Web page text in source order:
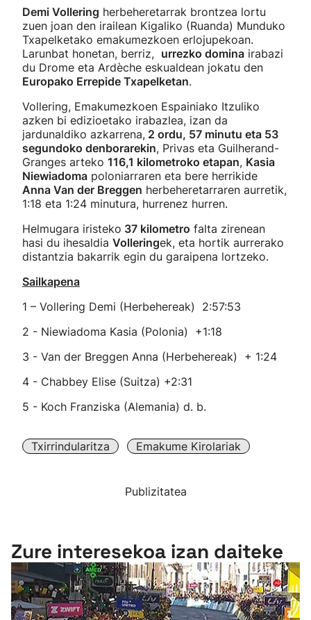
Demi Vollering herbeheretarrak brontzea lortu
zuen joan den irailean Kigaliko (Ruanda) Munduko
Txapelketako emakumezkoen erlojupekoan.
Larunbat honetan, berriz, urrezko domina irabazi
du Drome eta Ardèche eskualdean jokatu den
Europako Errepide Txapelketan.
Vollering, Emakumezkoen Espainiako Itzuliko
azken bi edizioetako irabazlea, izan da
jardunaldiko azkarrena, 2 ordu, 57 minutu eta 53
segundoko denborarekin, Privas eta Guilherand-
Granges arteko 116,1 kilometroko etapan, Kasia
Niewiadoma poloniarraren eta bere herrikide
Anna Van der Breggen herbeheretarraren aurretik,
1:18 eta 1:24 minutura, hurrenez hurren.
Helmugara iristeko 37 kilometro falta zirenean
hasi du ihesaldia Volleringek, eta hortik aurrerako
distantzia bakarrik egin du garaipena lortzeko.
Sailkapena
1 – Vollering Demi (Herbehereak) 2:57:53
2 - Niewiadoma Kasia (Polonia) +1:18
3 - Van der Breggen Anna (Herbehereak) + 1:24
4 - Chabbey Elise (Suitza) +2:31
5 - Koch Franziska (Alemania) d. b.
Txirrindularitza Emakume Kirolariak
Publizitatea
Zure interesekoa izan daiteke